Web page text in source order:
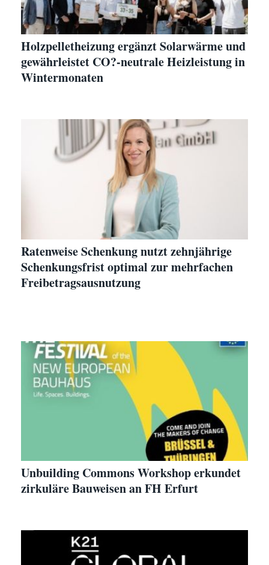
Holzpelletheizung ergänzt Solarwärme und
gewährleistet CO?-neutrale Heizleistung in
Wintermonaten
Ratenweise Schenkung nutzt zehnjährige
Schenkungsfrist optimal zur mehrfachen
Freibetragsausnutzung
Unbuilding Commons Workshop erkundet
zirkuläre Bauweisen an FH Erfurt